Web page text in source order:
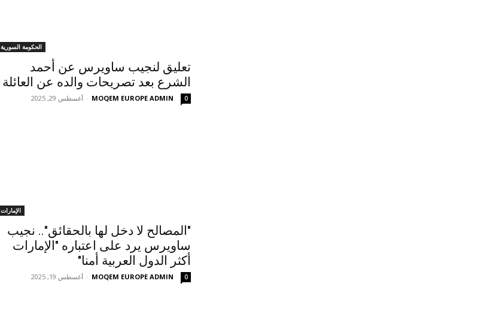
الحكومة السورية
تعليق لنجيب ساويرس عن أحمد
الشرع بعد تصريحات والده عن العائلة
MOQEM EUROPE ADMIN
- أغسطس 29, 2025 0
الإمارات
"المصالح لا دخل لها بالحقائق".. نجيب
ساويرس يرد على اعتباره "الإمارات
أكثر الدول العربية أمنا"
MOQEM EUROPE ADMIN
- أغسطس 19, 2025 0